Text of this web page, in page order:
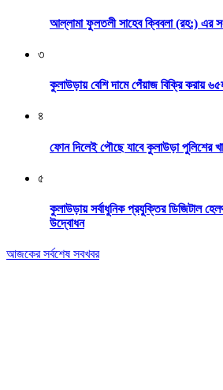
আল্লামা ফুলতলী সাহেব ক্বিবলা (রহ:) এর
৩
কুলাউড়ায় বেশি দামে পেঁয়াজ বিক্রি করায়
৪
ফোন দিলেই পৌছে যাবে কুলাউড়া পুলিশের
৫
কুলাউড়ায় সর্বাধুনিক প্রযুক্তির ডিজিটাল
উদ্বোধন
আজকের সর্বশেষ সবখবর